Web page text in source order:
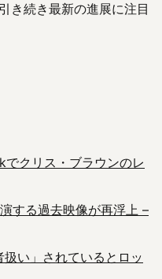
き続き最新の進展に注目
クリス・ブラウンのレ
する過去映像が再浮上 –
い」されているとロッ